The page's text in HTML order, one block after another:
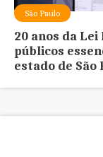
São Paulo
20 anos da
públicos
estado de São